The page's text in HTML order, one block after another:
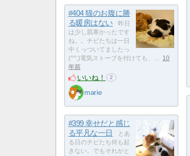
#404 猫のお腹に勝
る暖房はない
昨日
は少し肌寒かったです
ね。。チビたちは一日
中くっついてましたっ
(^^;)電気ストーブを付けても、… 10
年前
いいね！ 2
marie
#399 幸せだと感じ
る平凡な一日
とあ
る日のチビたち何も起
きない。でもそれがと